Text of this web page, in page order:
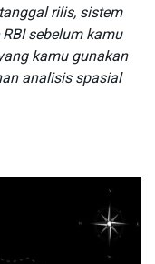
rilis, sistem
sebelum kamu
kamu gunakan
analisis spasial